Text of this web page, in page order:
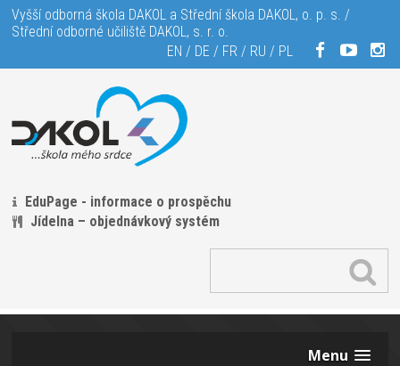
Vyšší odborná škola DAKOL a Střední škola DAKOL, o. p. s. /
Střední odborné učiliště DAKOL, s. r. o.
EN / DE / FR/ RU / PL
EduPage - informace o prospěchu
Jídelna – objednávkový systém
Menu